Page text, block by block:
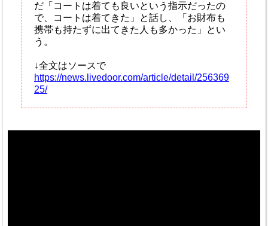
だ「コートは着ても良いという指示だったの
で、コートは着てきた」と話し、「お財布も
携帯も持たずに出てきた人も多かった」とい
う。
↓全文はソースで
https://news.livedoor.com/article/detail/256369
25/